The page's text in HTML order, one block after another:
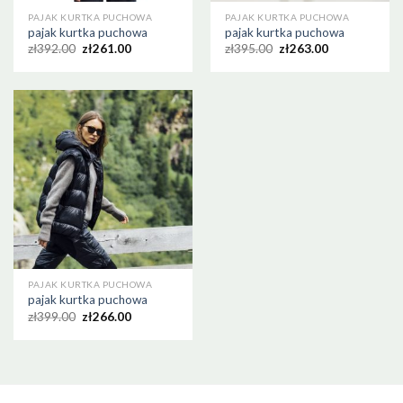
PAJAK KURTKA PUCHOWA
pajak kurtka puchowa
zł392.00 zł261.00
PAJAK KURTKA PUCHOWA
pajak kurtka puchowa
zł395.00 zł263.00
PAJAK KURTKA PUCHOWA
pajak kurtka puchowa
zł399.00 zł266.00